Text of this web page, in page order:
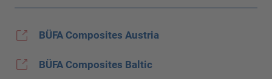
BÜFA Composites Austria
BÜFA Composites Baltic